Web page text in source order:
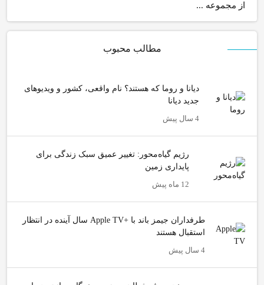
از مجموعه ...
مطالب محبوب
دیانا و روما که هستند؟ نام واقعی، کشور و ویدیوهای
جدید دیانا
4 سال پیش
رژیم گیاه‌محور: تغییر عمیق سبک زندگی برای
پایداری زمین
12 ماه پیش
طرفداران جیمز باند با +Apple TV سال آینده در انتظار
استقبال هستند
4 سال پیش